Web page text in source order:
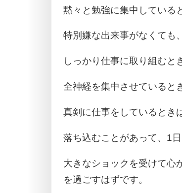
黙々と勉強に集中している
特別嫌な出来事がなくても
しっかり仕事に取り組むと
全神経を集中させていると
真剣に仕事をしているとき
落ち込むことがあって、1
大きなショックを受けて心
を過ごすはずです。